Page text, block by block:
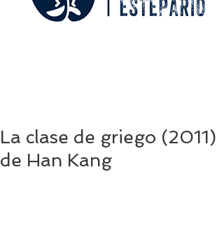
La clase de griego (2011)
de Han Kang